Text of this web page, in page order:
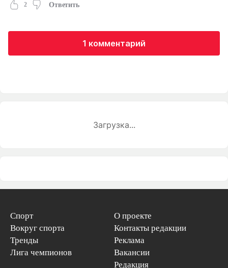
2 Ответить
1 комментарий
Загрузка...
Спорт
Вокруг спорта
Тренды
Лига чемпионов
О проекте
Контакты редакции
Реклама
Вакансии
Редакция